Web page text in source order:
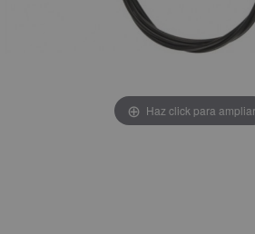
Haz click para ampliar